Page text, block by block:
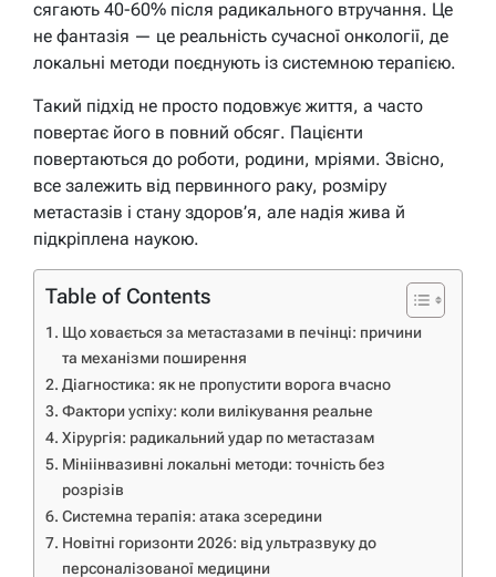
сягають 40-60% після радикального втручання. Це
не фантазія — це реальність сучасної онкології, де
локальні методи поєднують із системною терапією.
Такий підхід не просто подовжує життя, а часто
повертає його в повний обсяг. Пацієнти
повертаються до роботи, родини, мріями. Звісно,
все залежить від первинного раку, розміру
метастазів і стану здоров’я, але надія жива й
підкріплена наукою.
Table of Contents
Що ховається за метастазами в печінці: причини
та механізми поширення
Діагностика: як не пропустити ворога вчасно
Фактори успіху: коли вилікування реальне
Хірургія: радикальний удар по метастазам
Мініінвазивні локальні методи: точність без
розрізів
Системна терапія: атака зсередини
Новітні горизонти 2026: від ультразвуку до
персоналізованої медицини